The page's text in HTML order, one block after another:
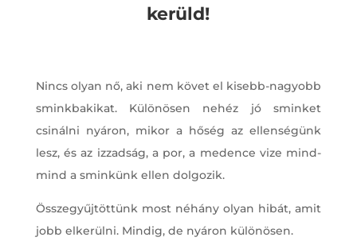
kerüld!
Nincs olyan nő, aki nem követ el kisebb-nagyobb
sminkbakikat. Különösen nehéz jó sminket
csinálni nyáron, mikor a hőség az ellenségünk
lesz, és az izzadság, a por, a medence vize mind-
mind a sminkünk ellen dolgozik.
Összegyűjtöttünk most néhány olyan hibát, amit
jobb elkerülni. Mindig, de nyáron különösen.